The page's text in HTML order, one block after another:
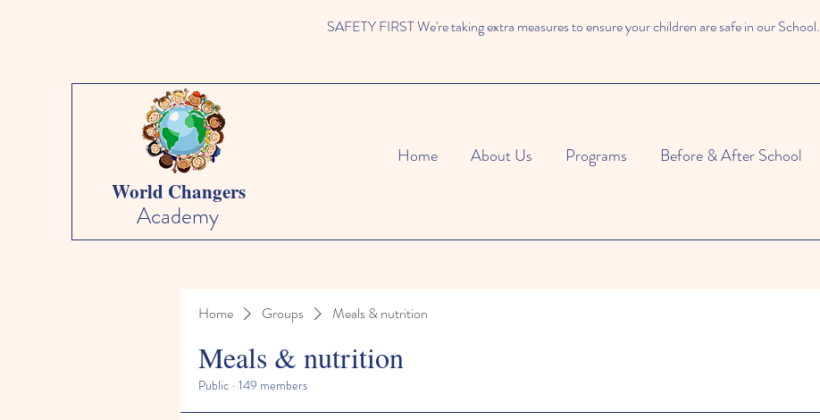
SAFETY FIRST We're taking extra measures to ensure your children are safe in our School.
World Changers
Academy
Home About Us Programs Before & After School
Home Groups Meals & nutrition
Meals & nutrition
Public · 149 members